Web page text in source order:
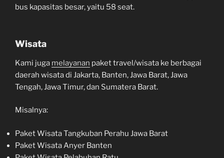
bus kapasitas besar, yaitu 58 seat.
Wisata
Kami juga melayanan paket travel/wisata ke berbagai
daerah wisata di Jakarta, Banten, Jawa Barat, Jawa
Tengah, Jawa Timur, dan Sumatera Barat.
Misalnya:
Paket Wisata Tangkuban Perahu Jawa Barat
Paket Wisata Anyer Banten